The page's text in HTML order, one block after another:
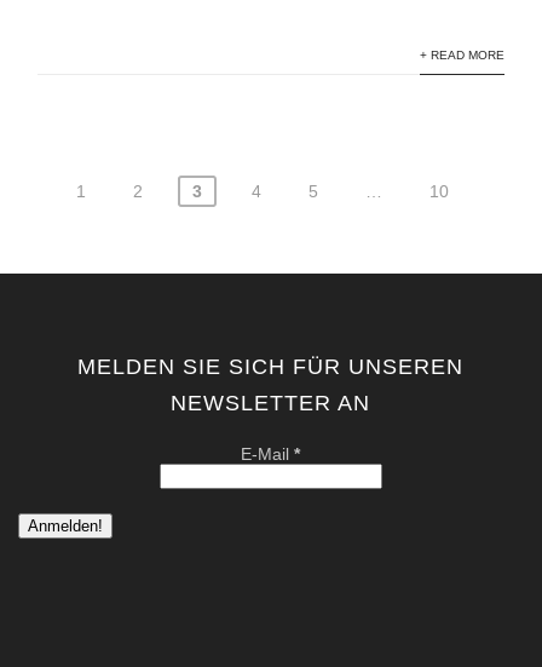
+ READ MORE
Seitennummerierung
Beiträge
1 2 3 4 5 10
MELDEN SIE SICH FÜR UNSEREN
NEWSLETTER AN
E-Mail*